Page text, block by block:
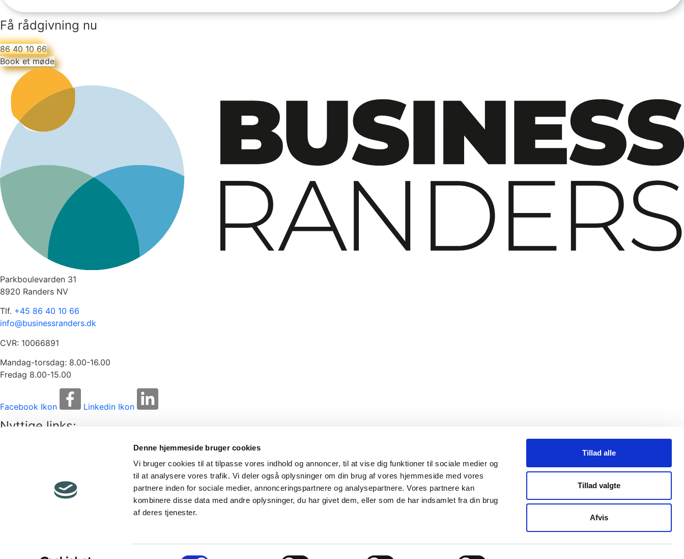
Denne hjemmeside bruger cookies
Vi bruger cookies til at tilpasse vores indhold og annoncer, til at vise dig funktioner til sociale medier og
til at analysere vores trafik. Vi deler også oplysninger om din brug af vores hjemmeside med vores
partnere inden for sociale medier, annonceringspartnere og analysepartnere. Vores partnere kan
kombinere disse data med andre oplysninger, du har givet dem, eller som de har indsamlet fra din brug
af deres tjenester.
Tillad alle
Tillad valgte
Afvis
Få rådgivning nu
86 40 10 66
Book et møde
Parkboulevarden 31
8920 Randers NV
Tlf. +45 86 40 10 66
info@businessranders.dk
CVR: 10066891
Mandag-torsdag: 8.00-16.00
Fredag 8.00-15.00
Facebook Ikon Linkedin Ikon
Nyttige links:
Medlemsfordele
Tilmeld dig vores Nyhedsbrev
×
Assistent